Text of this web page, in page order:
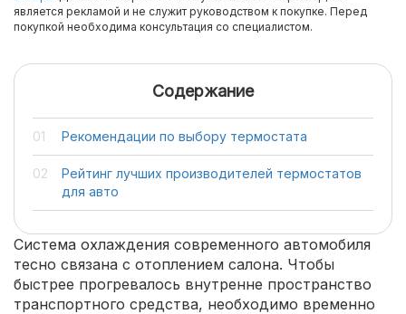
является рекламой и не служит руководством к покупке. Перед
покупкой необходима консультация со специалистом.
Содержание
Рекомендации по выбору термостата
Рейтинг лучших производителей термостатов
для авто
Система охлаждения современного автомобиля
тесно связана с отоплением салона. Чтобы
быстрее прогревалось внутренне пространство
транспортного средства, необходимо временно